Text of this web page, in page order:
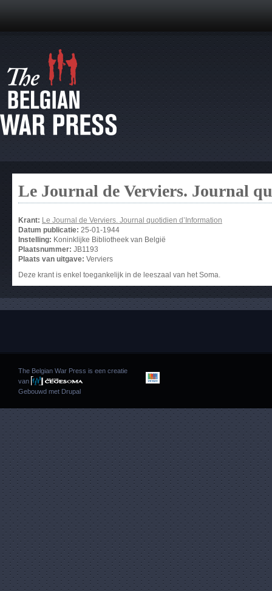
Le Journal de Verviers. Journal
Krant: Le Journal de Verviers. Journal quotidien d’Information
Datum publicatie: 25-01-1944
Instelling: Koninklijke Bibliotheek van België
Plaatsnummer: JB1193
Plaats van uitgave: Verviers
Deze krant is enkel toegankelijk in de leeszaal van het Soma.
The Belgian War Press is een creatie
van
Gebouwd met Drupal